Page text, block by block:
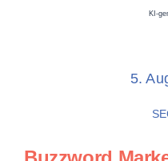
KI-
5.